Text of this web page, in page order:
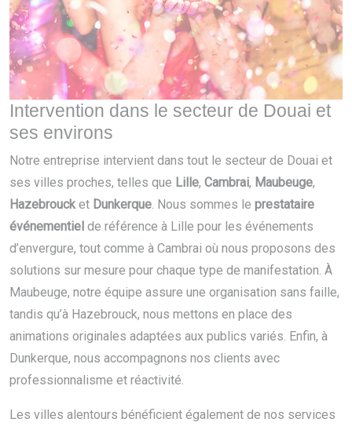
Intervention dans le secteur de Douai et
ses environs
Notre entreprise intervient dans tout le secteur de Douai et
ses villes proches, telles que Lille, Cambrai, Maubeuge,
Hazebroucket Dunkerque. Nous sommes le prestataire
événementiel de référence à Lille pour les événements
d’envergure, tout comme à Cambrai où nous proposons des
solutions sur mesure pour chaque type de manifestation. À
Maubeuge, notre équipe assure une organisation sans faille,
tandis qu’à Hazebrouck, nous mettons en place des
animations originales adaptées aux publics variés. Enfin, à
Dunkerque, nous accompagnons nos clients avec
professionnalisme et réactivité.
Les villes alentours bénéficient également de nos services